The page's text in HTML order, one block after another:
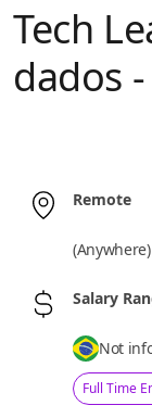
Tech
dados
Remote
(Anywhere)
Salary
Not
Full Time